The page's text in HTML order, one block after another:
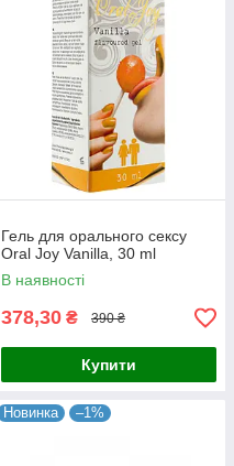
Гель для орального сексу
Oral Joy Vanilla, 30 ml
В наявності
378,30 ₴ 390 ₴
Купити
Новинка –1%